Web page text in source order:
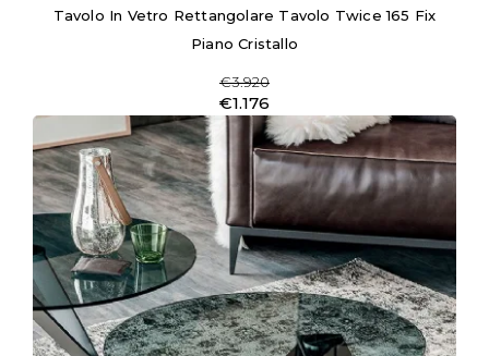
Tavolo In Vetro Rettangolare Tavolo Twice 165 Fix
Piano Cristallo
€3.920
€1.176